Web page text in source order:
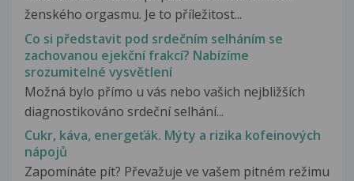
ženského orgasmu. Je to příležitost...
Co si představit pod srdečním selháním se
zachovanou ejekční frakcí? Nabízíme
srozumitelné vysvětlení
Možná bylo přímo u vás nebo vašich nejbližších
diagnostikováno srdeční selhání...
Cukr, káva, energeťák. Mýty a rizika kofeinových
nápojů
Zapomínáte pít? Převažuje ve vašem pitném režimu